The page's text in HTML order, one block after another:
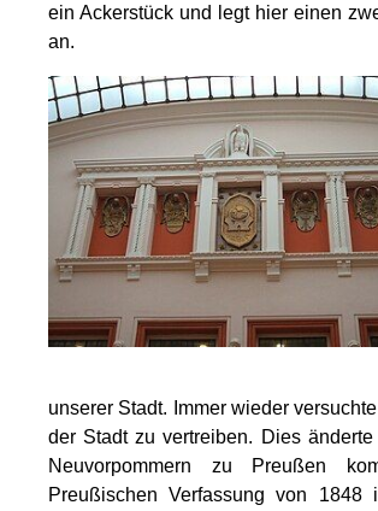
ein Ackerstück und legt hier einen
an.
unserer Stadt. Immer wieder
der Stadt zu vertreiben. Dies
Neuvorpommern zu Preußen
Preußischen Verfassung von 1848